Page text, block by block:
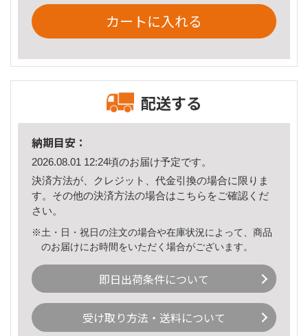
カートに入れる
配送する
納期目安：
2026.08.01 12:24頃のお届け予定です。
決済方法が、クレジット、代金引換の場合に限りま
す。その他の決済方法の場合はこちら をご確認くだ
さい。
※土・日・祝日の注文の場合や在庫状況によって、商品
のお届けにお時間をいただく場合がございます。
即日出荷条件について
受け取り方法・送料について